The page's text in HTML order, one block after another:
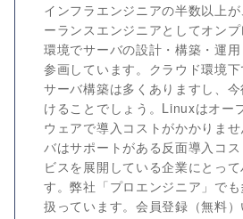
インフラエンジニアの半数以上
ーランスエンジニアとしてオン
環境でサーバの設計・構築・運
参画しています。クラウド環境
サーバ構築は多くありますし、
けることでしょう。Linuxはオー
ウェアで導入コストがかかりま
バはサポートがある反面導入コ
ビスを展開している企業にとっ
す。弊社「プロエンジニア」で
扱っています。会員登録（無料